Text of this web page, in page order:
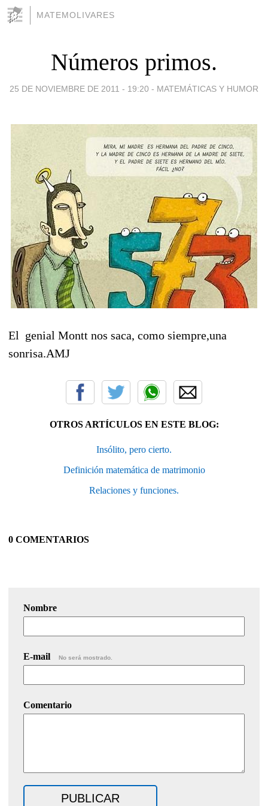
MATEMOLIVARES
Números primos.
25 DE NOVIEMBRE DE 2011 - 19:20 - MATEMÁTICAS Y HUMOR
El genial Montt nos saca, como siempre,una
sonrisa.AMJ
OTROS ARTÍCULOS EN ESTE BLOG:
Insólito, pero cierto.
Definición matemática de matrimonio
Relaciones y funciones.
0 COMENTARIOS
Nombre
E-mail No será mostrado.
Comentario